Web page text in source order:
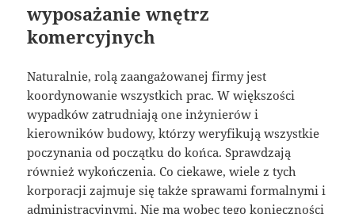
wyposażanie wnętrz
komercyjnych
Naturalnie, rolą zaangażowanej firmy jest
koordynowanie wszystkich prac. W większości
wypadków zatrudniają one inżynierów i
kierowników budowy, którzy weryfikują wszystkie
poczynania od początku do końca. Sprawdzają
również wykończenia. Co ciekawe, wiele z tych
korporacji zajmuje się także sprawami formalnymi i
administracyjnymi. Nie ma wobec tego konieczności